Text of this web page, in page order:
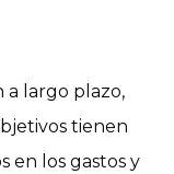
a largo plazo,
tienen
en los gastos y